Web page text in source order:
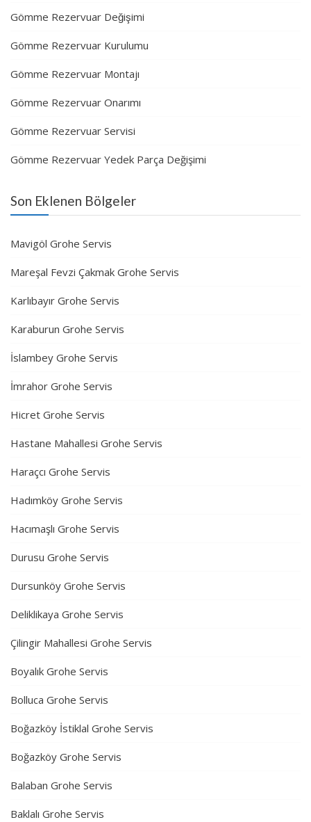
Gömme Rezervuar Değişimi
Gömme Rezervuar Kurulumu
Gömme Rezervuar Montajı
Gömme Rezervuar Onarımı
Gömme Rezervuar Servisi
Gömme Rezervuar Yedek Parça Değişimi
Son Eklenen Bölgeler
Mavigöl Grohe Servis
Mareşal Fevzi Çakmak Grohe Servis
Karlıbayır Grohe Servis
Karaburun Grohe Servis
İslambey Grohe Servis
İmrahor Grohe Servis
Hicret Grohe Servis
Hastane Mahallesi Grohe Servis
Haraçcı Grohe Servis
Hadımköy Grohe Servis
Hacımaşlı Grohe Servis
Durusu Grohe Servis
Dursunköy Grohe Servis
Deliklikaya Grohe Servis
Çilingir Mahallesi Grohe Servis
Boyalık Grohe Servis
Bolluca Grohe Servis
Boğazköy İstiklal Grohe Servis
Boğazköy Grohe Servis
Balaban Grohe Servis
Baklalı Grohe Servis